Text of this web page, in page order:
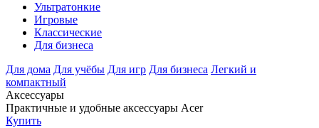
Ультратонкие
Игровые
Классические
Для бизнеса
Для дома Для учёбы Для игр Для бизнеса Легкий и
компактный
Аксессуары
Практичные и удобные аксессуары Acer
Купить